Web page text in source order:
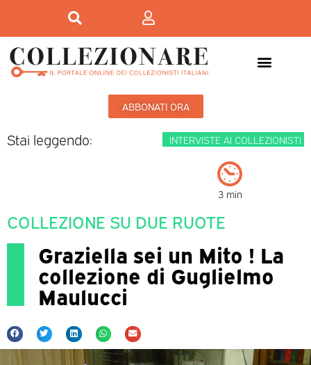
ABBONATI ORA
Stai leggendo: INTERVISTE AI COLLEZIONISTI
3 min
COLLEZIONE SU DUE RUOTE
Graziella sei un Mito ! La
collezione di Guglielmo
Maulucci